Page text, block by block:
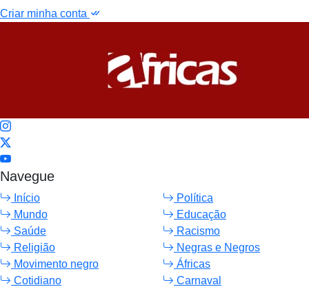
Criar minha conta
Navegue
Início
Política
Mundo
Educação
Saúde
Racismo
Religião
Negras e Negros
Movimento negro
Áfricas
Cotidiano
Carnaval